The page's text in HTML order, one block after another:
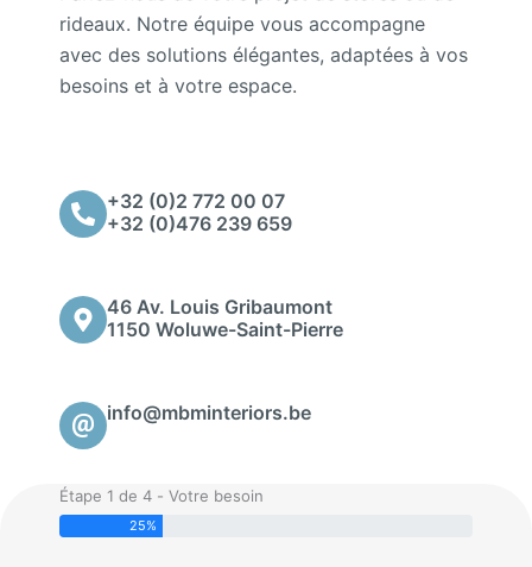
rideaux. Notre équipe vous accompagne
avec des solutions élégantes, adaptées à vos
besoins et à votre espace.
+32 (0)2 772 00 07
+32 (0)476 239 659
46 Av. Louis Gribaumont
1150 Woluwe-Saint-Pierre
info@mbminteriors.be
Étape 1 de 4 - Votre besoin
25%